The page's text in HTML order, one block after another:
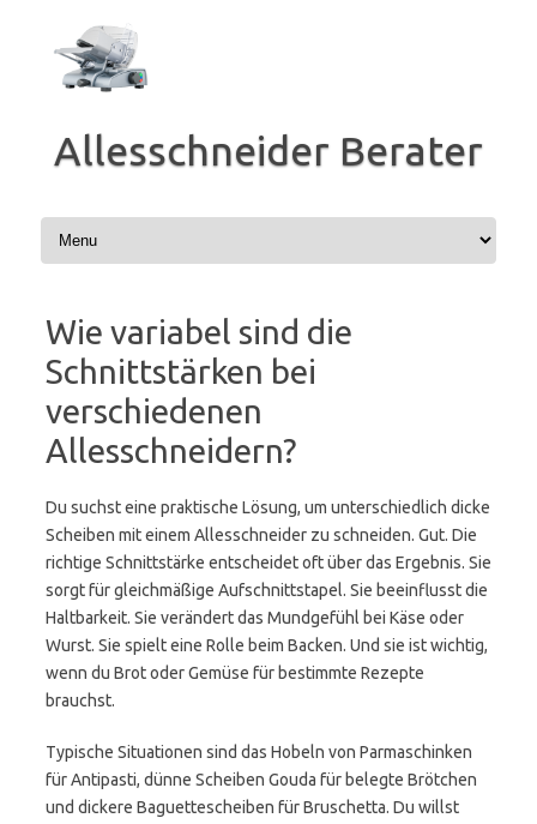
springen
Allesschneider Berater
Wie variabel sind die
Schnittstärken bei
verschiedenen
Allesschneidern?
Du suchst eine praktische Lösung, um unterschiedlich dicke
Scheiben mit einem Allesschneider zu schneiden. Gut. Die
richtige Schnittstärke entscheidet oft über das Ergebnis. Sie
sorgt für gleichmäßige Aufschnittstapel. Sie beeinflusst die
Haltbarkeit. Sie verändert das Mundgefühl bei Käse oder
Wurst. Sie spielt eine Rolle beim Backen. Und sie ist wichtig,
wenn du Brot oder Gemüse für bestimmte Rezepte
brauchst.
Typische Situationen sind das Hobeln von Parmaschinken
für Antipasti, dünne Scheiben Gouda für belegte Brötchen
und dickere Baguettescheiben für Bruschetta. Du willst